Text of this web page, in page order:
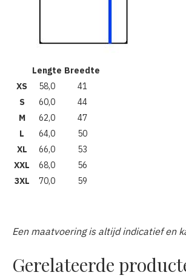
Lengte Breedte
XS
58,0
41
S
60,0
44
M
62,0
47
L
64,0
50
XL
66,0
53
XXL
68,0
56
3XL
70,0 59
Een maatvoering is altijd indicatief en
Gerelateerde